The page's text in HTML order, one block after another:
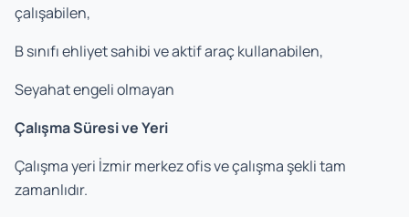
çalışabilen,
B sınıfı ehliyet sahibi ve aktif araç kullanabilen,
Seyahat engeli olmayan
Çalışma Süresi ve Yeri
Çalışma yeri İzmir merkez ofis ve çalışma şekli tam
zamanlıdır.